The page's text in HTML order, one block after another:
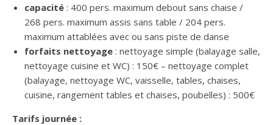
capacité : 400 pers. maximum debout sans chaise /
268 pers. maximum assis sans table / 204 pers.
maximum attablées avec ou sans piste de danse
forfaits nettoyage : nettoyage simple (balayage salle,
nettoyage cuisine et WC) : 150€ – nettoyage complet
(balayage, nettoyage WC, vaisselle, tables, chaises,
cuisine, rangement tables et chaises, poubelles) : 500€
Tarifs journée :